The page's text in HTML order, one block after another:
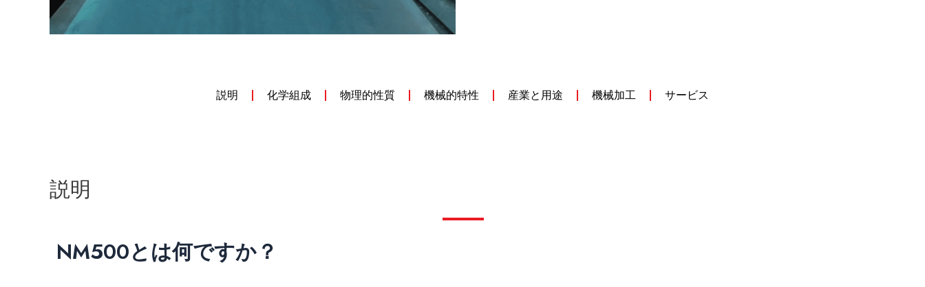
説明 化学組成 物理的性質 機械的特性 産業と用途 機械加工 サービス
説明
NM500とは何ですか？